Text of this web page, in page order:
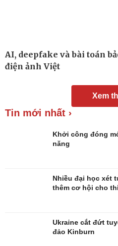
AI, deepfake và bài toán
điện ảnh Việt
Xem
Tin mới nhất ›
Khởi công đóng
năng
Nhiều đại học xét
thêm cơ hội cho
Ukraine cắt đứt
đảo Kinburn